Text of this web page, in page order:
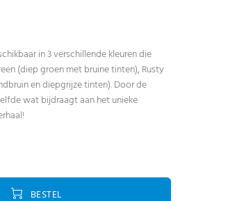
in 3 verschillende kleuren die
(diep groen met bruine tinten), Rusty
en diepgrijze tinten). Door de
wat bijdraagt aan het unieke
BESTEL